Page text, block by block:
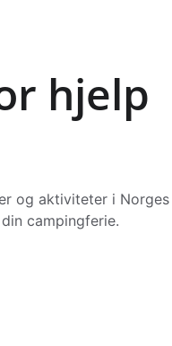
hjelp
og aktiviteter i Norges
campingferie.